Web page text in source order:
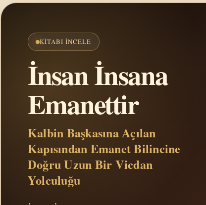
KITABI İNCELE
İnsan İnsana
Emanettir
Kalbin Başkasına Açılan
Kapısından Emanet Bilincine
Doğru Uzun Bir Vicdan
Yolculuğu